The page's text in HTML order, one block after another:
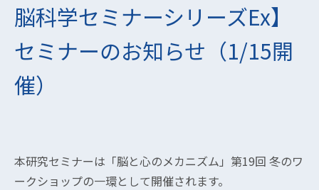
脳科学セミナーシリーズEx】
セミナーのお知らせ（1/15開
催）
本研究セミナーは「脳と心のメカニズム」第19回 冬のワ
ークショップの一環として開催されます。